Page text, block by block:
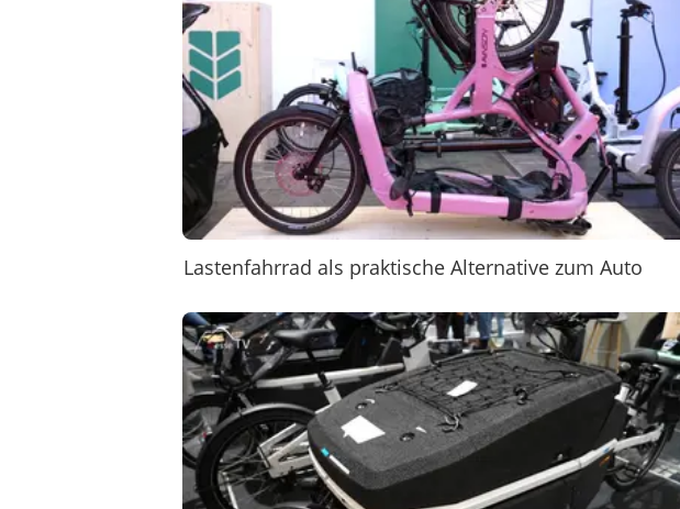
Lastenfahrrad als praktische Alternative zum Auto